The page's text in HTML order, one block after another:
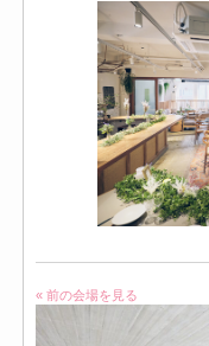
« 前の会場を見る